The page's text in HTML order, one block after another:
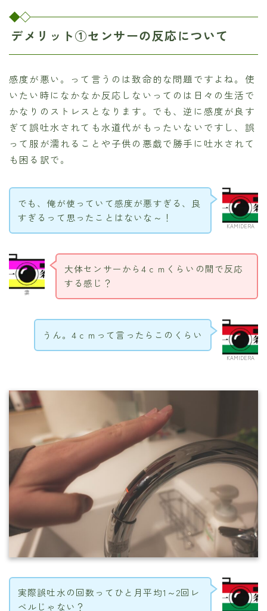
デメリット①センサーの反応について
感度が悪い。って言うのは致命的な問題ですよね。使
いたい時になかなか反応しないってのは日々の生活で
かなりのストレスとなります。でも、逆に感度が良す
ぎて誤吐水されても水道代がもったいないですし、誤
って服が濡れることや子供の悪戯で勝手に吐水されて
も困る訳で。
KAMIDERA
でも、俺が使っていて感度が悪すぎる、良
すぎるって思ったことはないな～！
妻
大体センサーから4ｃｍくらいの間で反応
する感じ？
KAMIDERA
うん。4ｃｍって言ったらこのくらい
実際誤吐水の回数ってひと月平均1～2回レ
ベルじゃない？